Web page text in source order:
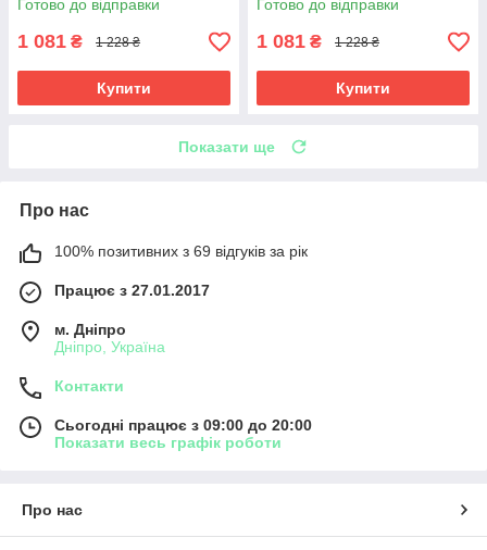
Готово до відправки
1 081 ₴ 1 228 ₴
Купити
Готово до відправки
1 081 ₴ 1 228 ₴
Купити
Показати ще
Про нас
100% позитивних з 69 відгуків за рік
Працює з 27.01.2017
м. Дніпро
Дніпро, Україна
Контакти
Сьогодні працює з 09:00 до 20:00
Показати весь графік роботи
Про нас